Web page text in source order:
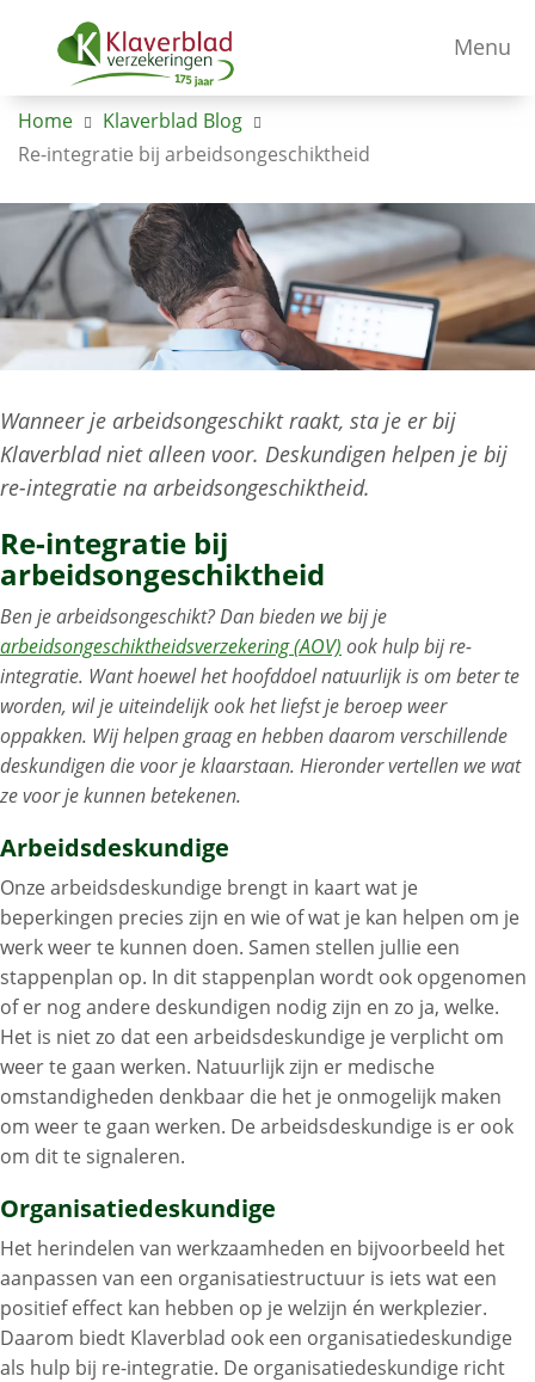
Menu
Home
Klaverblad Blog
Re-integratie bij arbeidsongeschiktheid
Wanneer je arbeidsongeschikt raakt, sta je er bij
Klaverblad niet alleen voor. Deskundigen helpen je bij
re-integratie na arbeidsongeschiktheid.
Re-integratie bij
arbeidsongeschiktheid
Ben je arbeidsongeschikt? Dan bieden we bij je
arbeidsongeschiktheidsverzekering (AOV) ook hulp bij re-
integratie. Want hoewel het hoofddoel natuurlijk is om beter te
worden, wil je uiteindelijk ook het liefst je beroep weer
oppakken. Wij helpen graag en hebben daarom verschillende
deskundigen die voor je klaarstaan. Hieronder vertellen we wat
ze voor je kunnen betekenen.
Arbeidsdeskundige
Onze arbeidsdeskundige brengt in kaart wat je
beperkingen precies zijn en wie of wat je kan helpen om je
werk weer te kunnen doen. Samen stellen jullie een
stappenplan op. In dit stappenplan wordt ook opgenomen
of er nog andere deskundigen nodig zijn en zo ja, welke.
Het is niet zo dat een arbeidsdeskundige je verplicht om
weer te gaan werken. Natuurlijk zijn er medische
omstandigheden denkbaar die het je onmogelijk maken
om weer te gaan werken. De arbeidsdeskundige is er ook
om dit te signaleren.
Organisatiedeskundige
Het herindelen van werkzaamheden en bijvoorbeeld het
aanpassen van een organisatiestructuur is iets wat een
positief effect kan hebben op je welzijn én werkplezier.
Daarom biedt Klaverblad ook een organisatiedeskundige
als hulp bij re-integratie. De organisatiedeskundige richt